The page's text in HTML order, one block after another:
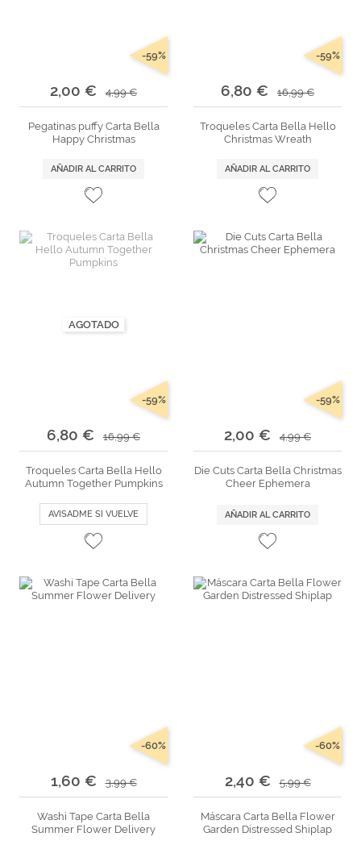
2,00 € 4,99 €
-59%
Pegatinas puffy Carta Bella
Happy Christmas
AÑADIR AL CARRITO
6,80 € 16,99 €
-59%
Troqueles Carta Bella Hello
Christmas Wreath
AÑADIR AL CARRITO
AGOTADO
6,80 € 16,99 €
-59%
Troqueles Carta Bella Hello
Autumn Together Pumpkins
AVISADME SI VUELVE
2,00 € 4,99 €
-59%
Die Cuts Carta Bella Christmas
Cheer Ephemera
AÑADIR AL CARRITO
1,60 € 3,99 €
-60%
Washi Tape Carta Bella
Summer Flower Delivery
2,40 € 5,99 €
-60%
Máscara Carta Bella Flower
Garden Distressed Shiplap